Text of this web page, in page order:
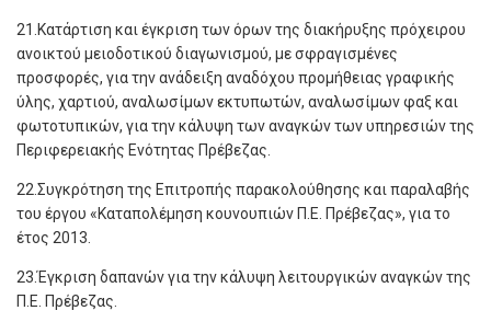
21.Κατάρτιση και έγκριση των όρων της διακήρυξης πρόχειρου
ανοικτού μειοδοτικού διαγωνισμού, με σφραγισμένες
προσφορές, για την ανάδειξη αναδόχου προμήθειας γραφικής
ύλης, χαρτιού, αναλωσίμων εκτυπωτών, αναλωσίμων φαξ και
φωτοτυπικών, για την κάλυψη των αναγκών των υπηρεσιών της
Περιφερειακής Ενότητας Πρέβεζας.
22.Συγκρότηση της Επιτροπής παρακολούθησης και παραλαβής
του έργου «Καταπολέμηση κουνουπιών Π.Ε. Πρέβεζας», για το
έτος 2013.
23.Έγκριση δαπανών για την κάλυψη λειτουργικών αναγκών της
Π.Ε. Πρέβεζας.